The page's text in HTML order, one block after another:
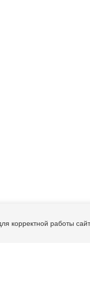
корректной работы